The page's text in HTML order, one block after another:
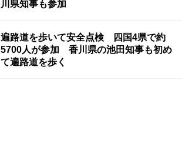
川県知事も参加
遍路道を歩いて安全点検 四国4県で約
5700人が参加 香川県の池田知事も初め
て遍路道を歩く